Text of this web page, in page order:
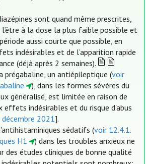
sont quand même prescrites,
à la dose la plus faible possible et
aussi courte que possible, en
indésirables et de l’apparition rapide
(déjà après 2 semaines).
prégabaline, un antiépileptique (voir
), dans les formes sévères du
généralisé, est limitée en raison de
effets indésirables et du risque d'abus
2021].
sédatifs (voir 12.4.1.
H1
) dans les troubles anxieux ne
des études cliniques de bonne qualité